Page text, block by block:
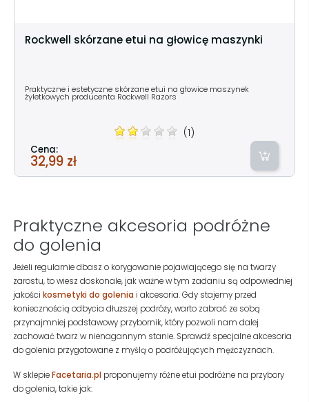
Rockwell skórzane etui na głowicę maszynki
Praktyczne i estetyczne skórzane etui na głowice maszynek
żyletkowych producenta Rockwell Razors
(1)
Cena:
32,99 zł
Praktyczne akcesoria podróżne
do golenia
Jeżeli regularnie dbasz o korygowanie pojawiającego się na twarzy
zarostu, to wiesz doskonale, jak ważne w tym zadaniu są odpowiedniej
jakości kosmetyki do golenia i akcesoria. Gdy stajemy przed
koniecznością odbycia dłuższej podróży, warto zabrać ze sobą
przynajmniej podstawowy przybornik, który pozwoli nam dalej
zachować twarz w nienagannym stanie. Sprawdź specjalne akcesoria
do golenia przygotowane z myślą o podróżujących mężczyznach.
W sklepieFacetaria.pl proponujemy różne etui podróżne na przybory
do golenia, takie jak: